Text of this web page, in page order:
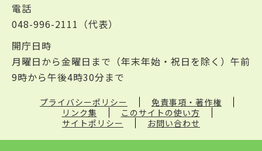
電話
048-996-2111（代表）
開庁日時
月曜日から金曜日まで（年末年始・祝日を除く）午前
9時から午後4時30分まで
プライバシーポリシー
免責事項・著作権
リンク集
このサイトの使い方
サイトポリシー
お問い合わせ